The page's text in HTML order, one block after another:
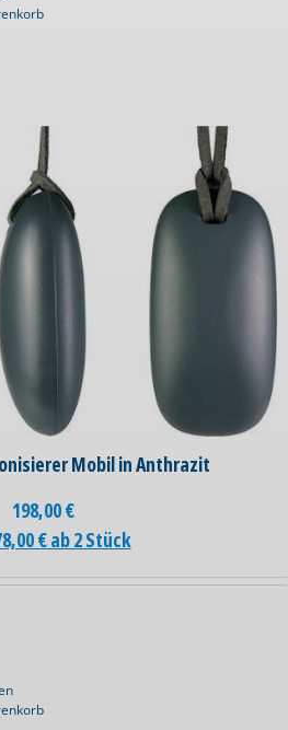
Mobil in Anthrazit
198,00€
€ ab 2 Stück